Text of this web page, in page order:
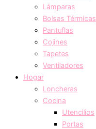
Lámparas
Bolsas Térmicas
Pantuflas
Cojines
Tapetes
Ventiladores
Hogar
Loncheras
Cocina
Utencilios
Portas